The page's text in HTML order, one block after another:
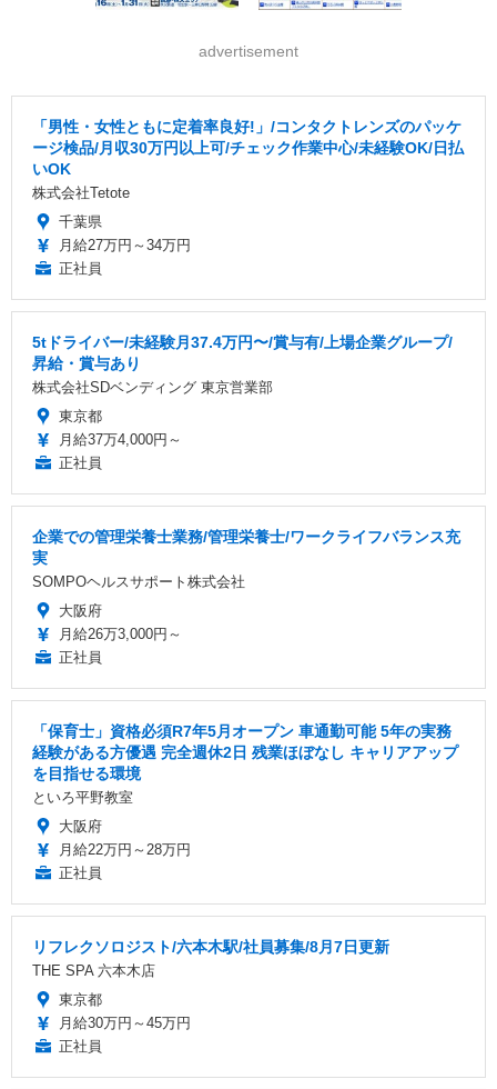
advertisement
「男性・女性ともに定着率良好!」/コンタクトレンズのパッケ
ージ検品/月収30万円以上可/チェック作業中心/未経験OK/日払
いOK
株式会社Tetote
千葉県
月給27万円～34万円
正社員
5tドライバー/未経験月37.4万円〜/賞与有/上場企業グループ/
昇給・賞与あり
株式会社SDベンディング 東京営業部
東京都
月給37万4,000円～
正社員
企業での管理栄養士業務/管理栄養士/ワークライフバランス充
実
SOMPOヘルスサポート株式会社
大阪府
月給26万3,000円～
正社員
「保育士」資格必須R7年5月オープン 車通勤可能 5年の実務
経験がある方優遇 完全週休2日 残業ほぼなし キャリアアップ
を目指せる環境
といろ平野教室
大阪府
月給22万円～28万円
正社員
リフレクソロジスト/六本木駅/社員募集/8月7日更新
THE SPA 六本木店
東京都
月給30万円～45万円
正社員